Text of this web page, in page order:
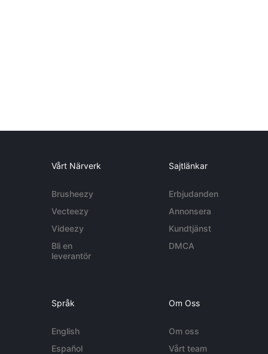
Vårt Närverk
Brusheezy
Vecteezy
Videezy
Bli en
leverantör
Sajtlänkar
Erbjudanden
Annonsera
Kundtjänst
DMCA
Språk
English
Español
Om Oss
Om oss
Vårt team